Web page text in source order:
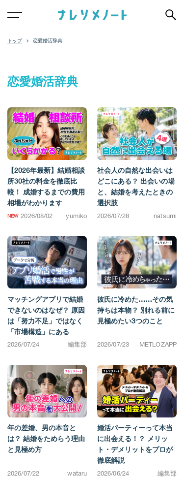
恋愛婚活辞典
恋愛婚活辞典
【2026年最新】結婚相談
所30社の料金を徹底比
較！ 成婚するまでの費用
相場がわかります
2026/08/02 yumiko
社会人の自然な出会いは
どこにある？ 出会いの場
と、結婚を考えたときの
選択肢
2026/07/28 natsumi
マッチングアプリで結婚
できないのはなぜ？ 原因
は「努力不足」ではなく
「市場構造」にある
2026/07/24 編集部
彼氏に冷めた……その気
持ちは本物？ 別れる前に
見極めたい3つのこと
2026/07/23 METLOZAPP
年の差婚、男の本音と
は？ 結婚をためらう理由
と見極め方
2026/07/22 wataru
婚活パーティーって本当
に出会える！？ メリッ
ト・デメリットをプロが
徹底解説
2026/06/24 編集部